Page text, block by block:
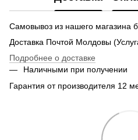
Самовывоз из нашего магазина
Доставка Почтой Молдовы
Подробнее о доставке
Наличными при получении
Гарантия от производителя 12